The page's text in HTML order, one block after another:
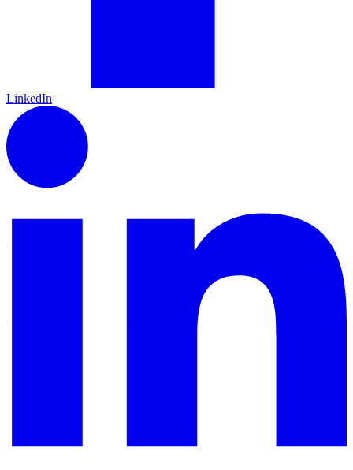
LinkedIn